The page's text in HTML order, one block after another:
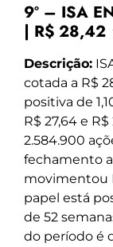
9º – ISA
| R$ 28,42
Descrição:
cotada a R$
positiva de
R$ 27,64 e
2.584.900
fechamento
movimentou
papel está
de 52
do período é